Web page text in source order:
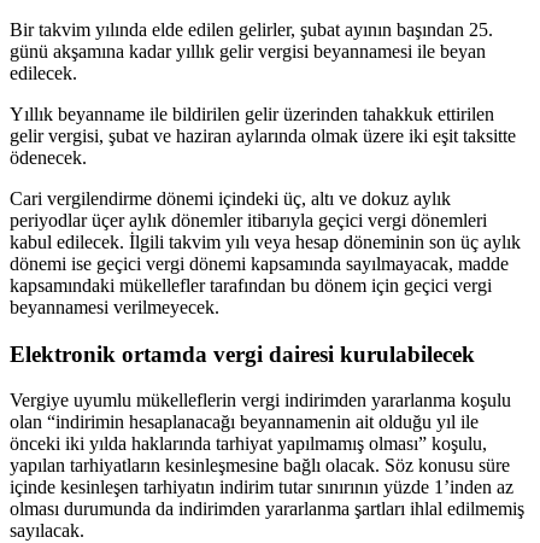
Bir takvim yılında elde edilen gelirler, şubat ayının başından 25.
günü akşamına kadar yıllık gelir vergisi beyannamesi ile beyan
edilecek.
Yıllık beyanname ile bildirilen gelir üzerinden tahakkuk ettirilen
gelir vergisi, şubat ve haziran aylarında olmak üzere iki eşit taksitte
ödenecek.
Cari vergilendirme dönemi içindeki üç, altı ve dokuz aylık
periyodlar üçer aylık dönemler itibarıyla geçici vergi dönemleri
kabul edilecek. İlgili takvim yılı veya hesap döneminin son üç aylık
dönemi ise geçici vergi dönemi kapsamında sayılmayacak, madde
kapsamındaki mükellefler tarafından bu dönem için geçici vergi
beyannamesi verilmeyecek.
Elektronik ortamda vergi dairesi kurulabilecek
Vergiye uyumlu mükelleflerin vergi indirimden yararlanma koşulu
olan “indirimin hesaplanacağı beyannamenin ait olduğu yıl ile
önceki iki yılda haklarında tarhiyat yapılmamış olması” koşulu,
yapılan tarhiyatların kesinleşmesine bağlı olacak. Söz konusu süre
içinde kesinleşen tarhiyatın indirim tutar sınırının yüzde 1’inden az
olması durumunda da indirimden yararlanma şartları ihlal edilmemiş
sayılacak.